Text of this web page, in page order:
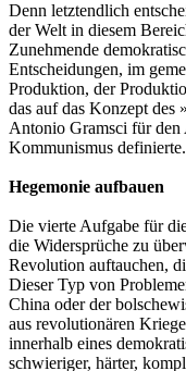
Denn letztendlich
der Welt in diesem
Zunehmende
Entscheidungen, im
Produktion, der
das auf das Konzept des
Antonio Gramsci für den
Kommunismus definierte.
Hegemonie aufbauen
Die vierte Aufgabe für
die Widersprüche zu
Revolution auftauchen,
Dieser Typ von
China oder der
aus revolutionären
innerhalb eines
schwieriger, härter,